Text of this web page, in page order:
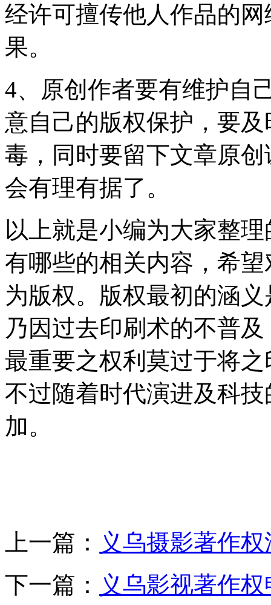
经许可擅传他人作品的
果。
4、原创作者要有维护自
意自己的版权保护，要
毒，同时要留下文章原
会有理有据了。
以上就是小编为大家整
有哪些的相关内容，希
为版权。版权最初的涵
乃因过去印刷术的不普
最重要之权利莫过于将
不过随着时代演进及科
加。
上一篇： 义乌摄影著作
下一篇： 义乌影视著作